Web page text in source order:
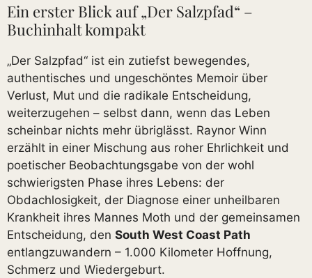
Ein erster Blick auf „Der Salzpfad“ –
Buchinhalt kompakt
„Der Salzpfad“ ist ein zutiefst bewegendes,
authentisches und ungeschöntes Memoir über
Verlust, Mut und die radikale Entscheidung,
weiterzugehen – selbst dann, wenn das Leben
scheinbar nichts mehr übriglässt. Raynor Winn
erzählt in einer Mischung aus roher Ehrlichkeit und
poetischer Beobachtungsgabe von der wohl
schwierigsten Phase ihres Lebens: der
Obdachlosigkeit, der Diagnose einer unheilbaren
Krankheit ihres Mannes Moth und der gemeinsamen
Entscheidung, den South West Coast Path
entlangzuwandern – 1.000 Kilometer Hoffnung,
Schmerz und Wiedergeburt.